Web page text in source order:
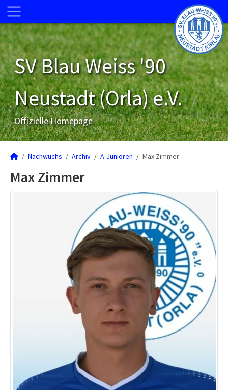
SV Blau Weiss '90
Neustadt (Orla) e.V.
Offizielle Homepage
Nachwuchs Archiv A-Junioren Max Zimmer
Max Zimmer